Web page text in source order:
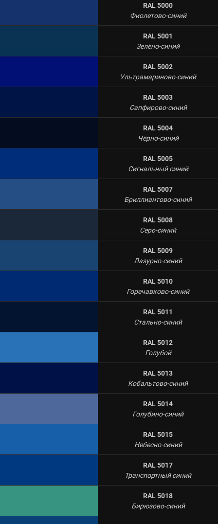
RAL 5000
Фиолетово-синий
RAL 5001
Зелёно-синий
RAL 5002
Ультрамариново-синий
RAL 5003
Сапфирово-синий
RAL 5004
Чёрно-синий
RAL 5005
Сигнальный синий
RAL 5007
Бриллиантово-синий
RAL 5008
Серо-синий
RAL 5009
Лазурно-синий
RAL 5010
Горечавково-синий
RAL 5011
Стально-синий
RAL 5012
Голубой
RAL 5013
Кобальтово-синий
RAL 5014
Голубино-синий
RAL 5015
Небесно-синий
RAL 5017
Транспортный синий
RAL 5018
Бирюзово-синий